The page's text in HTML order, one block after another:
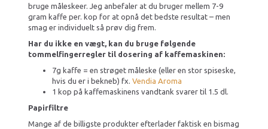
bruge måleskeer. Jeg anbefaler at du bruger mellem 7-9
gram kaffe per. kop for at opnå det bedste resultat – men
smag er individuelt så prøv dig frem.
Har du ikke en vægt, kan du bruge følgende
tommelfingerregler til dosering af kaffemaskinen:
7g kaffe = en strøget måleske (eller en stor spiseske,
hvis du er i bekneb) fx. Vendia Aroma
1 kop på kaffemaskinens vandtank svarer til 1.5 dl.
Papirfiltre
Mange af de billigste produkter efterlader faktisk en bismag